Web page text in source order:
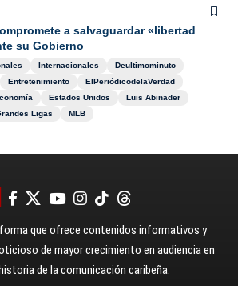
a salvaguardar «libertad
su Gobierno
Internacionales
Deultimominuto
Entretenimiento
ElPeriódicodelaVerdad
Estados Unidos
Luis Abinader
Ligas MLB
que ofrece contenidos informativos y
de mayor crecimiento en audiencia en
de la comunicación caribeña.